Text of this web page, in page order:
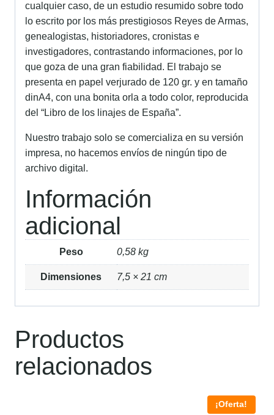
cualquier caso, de un estudio resumido sobre todo
lo escrito por los más prestigiosos Reyes de Armas,
genealogistas, historiadores, cronistas e
investigadores, contrastando informaciones, por lo
que goza de una gran fiabilidad. El trabajo se
presenta en papel verjurado de 120 gr. y en tamaño
dinA4, con una bonita orla a todo color, reproducida
del “Libro de los linajes de España”.
Nuestro trabajo solo se comercializa en su versión
impresa, no hacemos envíos de ningún tipo de
archivo digital.
Información
adicional
Peso 0,58 kg
Dimensiones 7,5 × 21 cm
Productos
relacionados
¡Oferta!